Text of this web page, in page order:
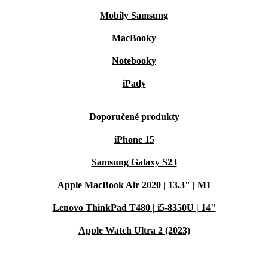
Mobily Samsung
MacBooky
Notebooky
iPady
Doporučené produkty
iPhone 15
Samsung Galaxy S23
Apple MacBook Air 2020 | 13.3" | M1
Lenovo ThinkPad T480 | i5-8350U | 14"
Apple Watch Ultra 2 (2023)